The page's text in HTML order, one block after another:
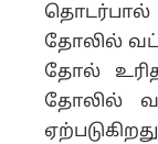
தொடர்பால்
தோலில் வட்ட
தோல்
தோலில்